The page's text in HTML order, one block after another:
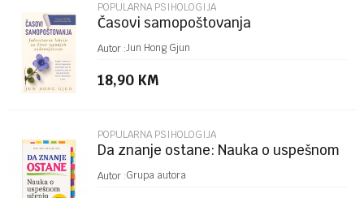
POŠALJI
POPULARNA PSIHOLOGIJA
Časovi samopoštovanja
Autor :Jun Hong Gjun
18,90 KM
POPULARNA PSIHOLOGIJA
Da znanje ostane: Nauka o uspešnom
Autor :Grupa autora